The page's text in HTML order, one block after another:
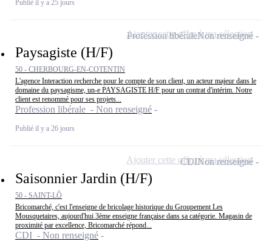
Publié il y a 25 jours
Paysagiste (H/F)
50 - CHERBOURG-EN-COTENTIN
L'agence Interaction recherche pour le compte de son client, un acteur majeur dans le
domaine du paysagisme, un-e PAYSAGISTE H/F pour un contrat d'intérim. Notre
client est renommé pour ses projets...
Profession libérale - Non renseigné
Publié il y a 26 jours
Profession libéraleNon renseigné
Ajouter cette offre à ma sélection
Saisonnier Jardin (H/F)
50 - SAINT-LÔ
Bricomarché, c'est l'enseigne de bricolage historique du Groupement Les
Mousquetaires, aujourd'hui 3ème enseigne française dans sa catégorie. Magasin de
proximité par excellence, Bricomarché répond...
CDI - Non renseigné
CDINon renseigné
Ajouter cette offre à ma sélection